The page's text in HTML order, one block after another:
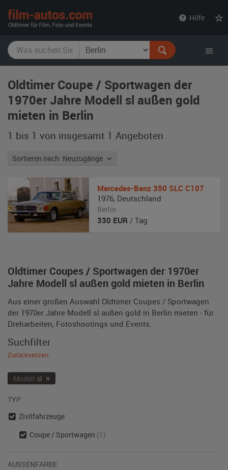
Hilfe
Oldtimer Coupe / Sportwagen der
1970er Jahre Modell sl außen gold
mieten in Berlin
1 bis 1 von insgesamt 1 Angeboten
Sortieren nach: Neuzugänge
Oldtimer Coupes / Sportwagen der 1970er
Jahre Modell sl außen gold mieten in Berlin
Aus einer großen Auswahl Oldtimer Coupes / Sportwagen
der 1970er Jahre Modell sl außen gold in Berlin mieten - für
Dreharbeiten, Fotoshootings und Events.
Mercedes-Benz 350 SLC C107
1976, Deutschland
Berlin
330 EUR / Tag
Suchfilter
Zurücksetzen
Modell sl ×
TYP
Zivilfahrzeuge
Coupe / Sportwagen (1)
AUSSENFARBE